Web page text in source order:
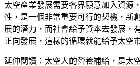
太空產業發展需要各界願意加入資源
性，是一個非常重要可行的契機，新
展的潛力，而社會給予資本去發展，
正向發展，這樣的循環就能給予太空
延伸閱讀：太空人的營養補給，是太